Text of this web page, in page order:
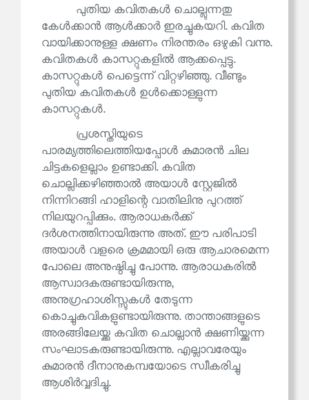
പുതിയ കവിതകൾ ചൊല്ലുന്നതു
കേൾക്കാൻ ആൾക്കാർ ഇരച്ചുകയറി. കവിത
വായിക്കാനുള്ള ക്ഷണം നിരന്തരം ഒഴുകി വന്നു.
കവിതകൾ കാസറ്റുകളിൽ ആക്കപ്പെട്ടു.
കാസറ്റുകൾ പെട്ടെന്ന് വിറ്റഴിഞ്ഞു. വീണ്ടും
പുതിയ കവിതകൾ ഉൾക്കൊള്ളുന്ന
കാസറ്റുകൾ.
പ്രശസ്തിയുടെ
പാരമ്യത്തിലെത്തിയപ്പോൾ കുമാരൻ ചില
ചിട്ടകളെല്ലാം ഉണ്ടാക്കി. കവിത
ചൊല്ലിക്കഴിഞ്ഞാൽ അയാൾ സ്റ്റേജിൽ
നിന്നിറങ്ങി ഹാളിന്റെ വാതിലിനു പുറത്ത്
നിലയുറപ്പിക്കും. ആരാധകർക്ക്
ദർശനത്തിനായിരുന്നു അത്. ഈ പരിപാടി
അയാൾ വളരെ ക്രമമായി ഒരു ആചാരമെന്ന
പോലെ അനുഷ്ഠിച്ചു പോന്നു. ആരാധകരിൽ
ആസ്വാദകരുണ്ടായിരുന്നു,
അനുഗ്രഹാശിസ്സുകൾ തേടുന്ന
കൊച്ചുകവികളുണ്ടായിരുന്നു. താന്താങ്ങളുടെ
അരങ്ങിലേയ്ക്കു കവിത ചൊല്ലാൻ ക്ഷണിയ്ക്കുന്ന
സംഘാടകരുണ്ടായിരുന്നു. എല്ലാവരേയും
കുമാരൻ ദീനാനുകമ്പയോടെ സ്വീകരിച്ചു
ആശിർവ്വദിച്ചു.